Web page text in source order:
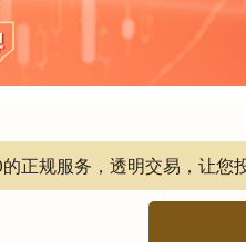
正规服务，透明交易，让您